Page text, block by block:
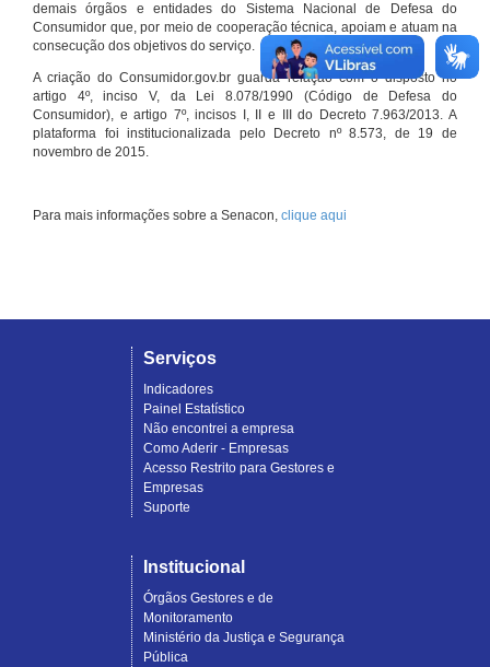
demais órgãos e entidades do Sistema Nacional de Defesa do
Consumidor que, por meio de cooperação técnica, apoiam e atuam na
consecução dos objetivos do serviço.
A criação do Consumidor.gov.br guarda relação com o disposto no
artigo 4º, inciso V, da Lei 8.078/1990 (Código de Defesa do
Consumidor), e artigo 7º, incisos I, II e III do Decreto 7.963/2013. A
plataforma foi institucionalizada pelo Decreto nº 8.573, de 19 de
novembro de 2015.
Para mais informações sobre a Senacon, clique aqui
Serviços
Indicadores
Painel Estatístico
Não encontrei a empresa
Como Aderir - Empresas
Acesso Restrito para Gestores e
Empresas
Suporte
Institucional
Órgãos Gestores e de
Monitoramento
Ministério da Justiça e Segurança
Pública